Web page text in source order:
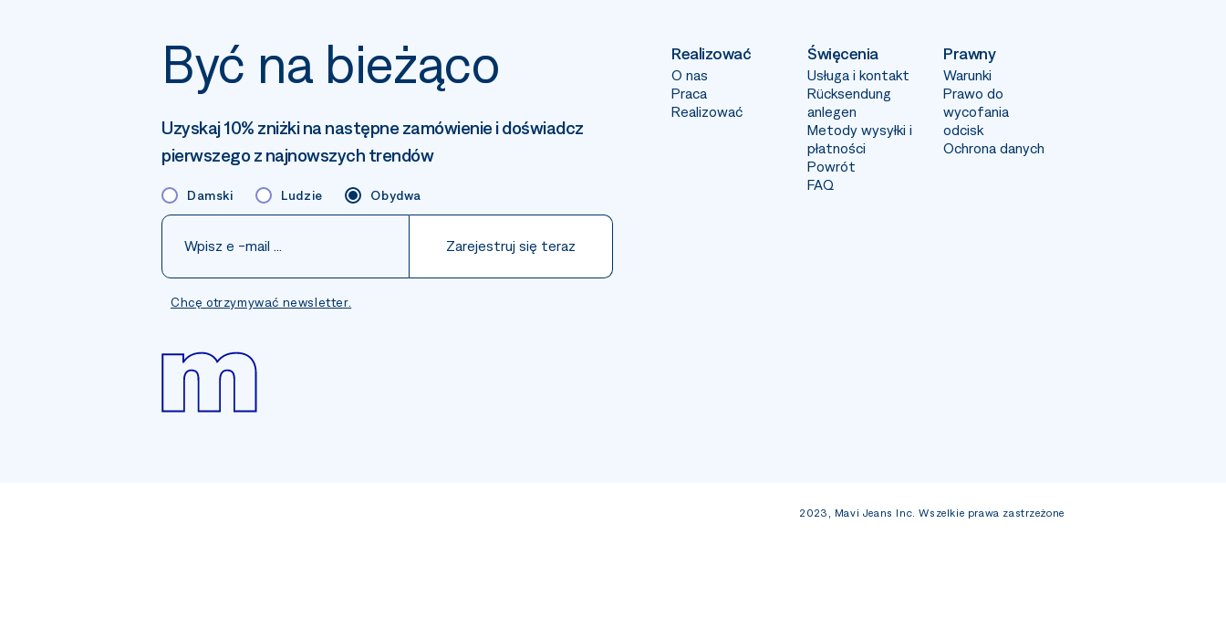
Być na bieżąco
Uzyskaj 10% zniżki na następne zamówienie i doświadcz
pierwszego z najnowszych trendów
Damski Ludzie Obydwa
Zarejestruj się teraz
Chcę otrzymywać newsletter.
Realizować
O nas
Praca
Realizować
Święcenia
Usługa i kontakt
Rücksendung
anlegen
Metody wysyłki i
płatności
Powrót
FAQ
Prawny
Warunki
Prawo do
wycofania
odcisk
Ochrona danych
2023, Mavi Jeans Inc. Wszelkie prawa zastrzeżone